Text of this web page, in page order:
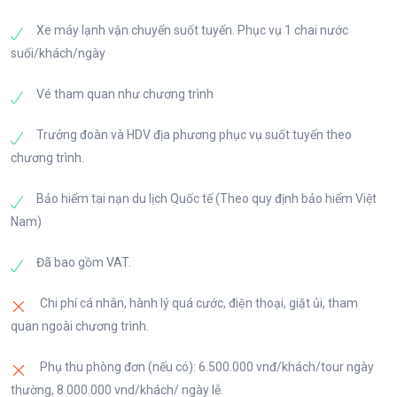
Sau bữa tối, xe đưa đoàn về nhận phòng khách sạn.
Quý khách tự do tham quan khám phá thành phố
Điểm tham quan thêm cho các Đoàn khởi hành từ
cuối tháng 03 – Giữa tháng 04: Công viên hoa anh
trăm gốc hoa anh đào nở rộ mỗi dịp mùa Xuân (tình
Tối Đoàn dùng bữa tại nhà hàng địa phương với
món Cá nướng.
tự do tham quan khám phá thành phố Seoul về đêm.
Sau bữa tối, xe đưa đoàn về khách sạn. Quý khách
tự do tham quan khám phá thành phố Seoul về đêm.
Xe máy lạnh vận chuyển suốt tuyến. Phục vụ 1 chai nước
suối/khách/ngày
Vé tham quan như chương trình
Trưởng đoàn và HDV địa phương phục vụ suốt tuyến theo
chương trình.
Bảo hiểm tai nạn du lịch Quốc tế (Theo quy định bảo hiểm Việt
Nam)
Đã bao gồm VAT.
Chi phí cá nhân, hành lý quá cước, điện thoại, giặt ủi, tham
quan ngoài chương trình.
Phụ thu phòng đơn (nếu có): 6.500.000 vnđ/khách/tour ngày
thường, 8.000.000 vnd/khách/ ngày lễ.